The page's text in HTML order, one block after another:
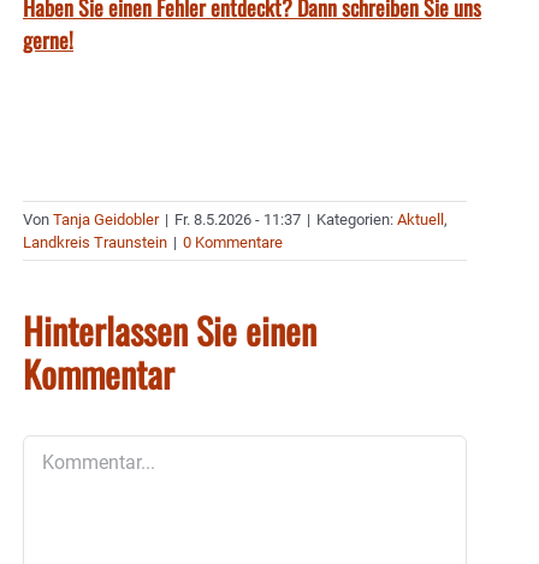
Haben Sie einen Fehler entdeckt? Dann schreiben Sie uns
gerne!
Von Tanja Geidobler | Fr. 8.5.2026 - 11:37 | Kategorien: Aktuell ,
Landkreis Traunstein | 0 Kommentare
Hinterlassen Sie einen
Kommentar